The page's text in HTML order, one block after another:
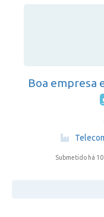
Boa empresa
Submetido há